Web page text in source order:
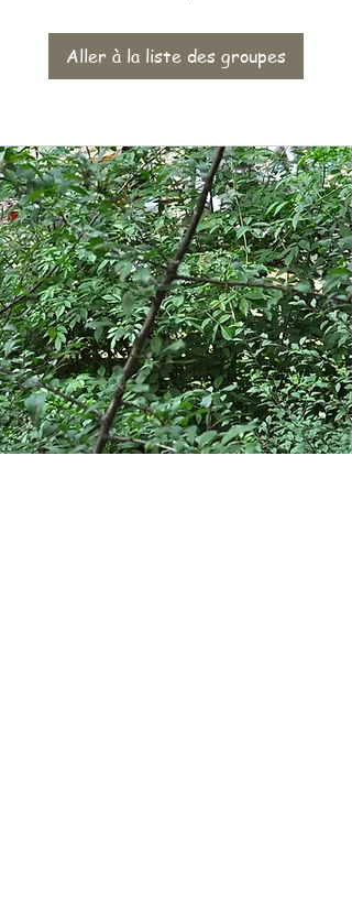
Aller à la liste des groupes